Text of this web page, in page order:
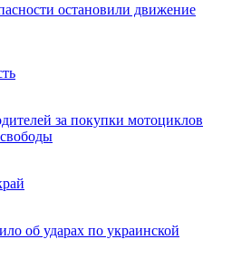
остановили движение
за покупки мотоциклов
об ударах по украинской